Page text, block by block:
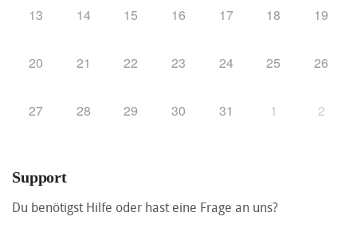
13 14 15 16 17 18 19
20 21 22 23 24 25 26
27 28 29 30 31 1 2
Support
Du benötigst Hilfe oder hast eine Frage an uns?